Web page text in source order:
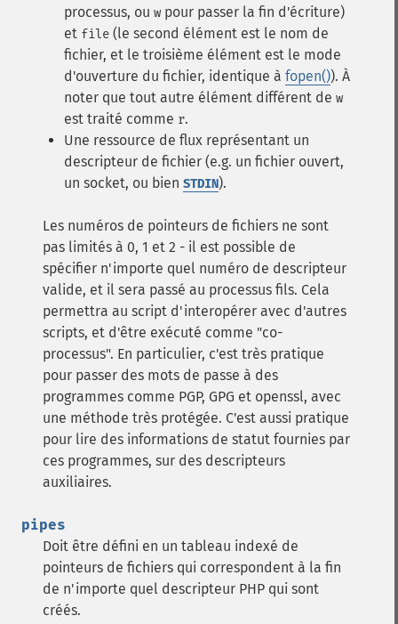
processus, ou w pour passer la fin d'écriture)
et file (le second élément est le nom de
fichier, et le troisième élément est le mode
d'ouverture du fichier, identique à fopen()). À
noter que tout autre élément différent de w
est traité comme r.
Une ressource de flux représentant un
descripteur de fichier (e.g. un fichier ouvert,
un socket, ou bien STDIN).
Les numéros de pointeurs de fichiers ne sont
pas limités à 0, 1 et 2 - il est possible de
spécifier n'importe quel numéro de descripteur
valide, et il sera passé au processus fils. Cela
permettra au script d'interopérer avec d'autres
scripts, et d'être exécuté comme "co-
processus". En particulier, c'est très pratique
pour passer des mots de passe à des
programmes comme PGP, GPG et openssl, avec
une méthode très protégée. C'est aussi pratique
pour lire des informations de statut fournies par
ces programmes, sur des descripteurs
auxiliaires.
pipes
Doit être défini en un tableau indexé de
pointeurs de fichiers qui correspondent à la fin
de n'importe quel descripteur PHP qui sont
créés.